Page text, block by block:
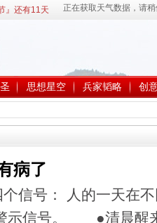
』还有11天
思想星空 兵家韬略 创
病了
信号： 人的一天在
示信号。 ●清晨醒